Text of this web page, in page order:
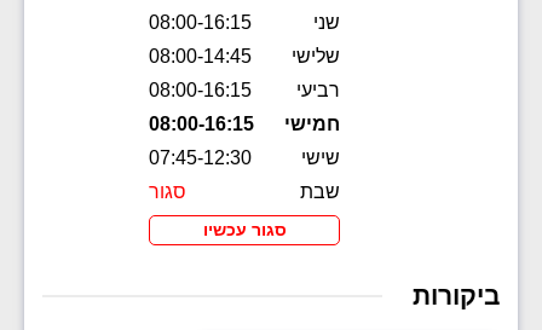
שני
08:00-16:15
שלישי
08:00-14:45
רביעי
08:00-16:15
חמישי
08:00-16:15
שישי
07:45-12:30
שבת
סגור
סגור עכשיו
ביקורות